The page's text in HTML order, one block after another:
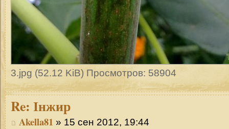
3.jpg (52.12 KiB) Просмотров: 58904
Re: Інжир
Akella81 » 15 сен 2012, 19:44